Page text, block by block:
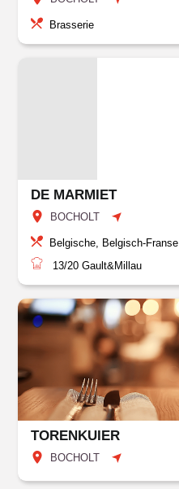
Brasserie
DE MARMIET
BOCHOLT
Belgische, Belgisch-Franse
13/20 Gault&Millau
TORENKUIER
BOCHOLT